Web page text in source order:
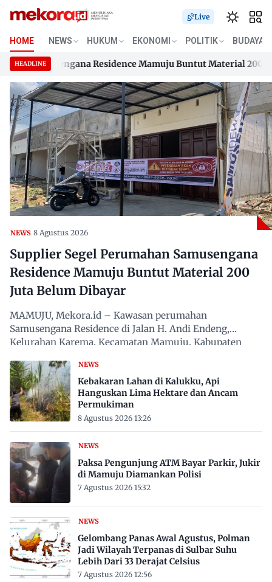
Skip
content
Live
HOME NEWS HUKUM EKONOMI POLITIK BUDAYA
HEADLINE
Samusengana Residence Mamuju Buntut Material 200 Juta
Samusengana Residence Mamuju Buntut Material 200 Juta
NEWS 8 Agustus 2026
Supplier Segel Perumahan Samusengana
Residence Mamuju Buntut Material 200
Juta Belum Dibayar
MAMUJU, Mekora.id – Kawasan perumahan
Samusengana Residence di Jalan H. Andi Endeng,
Kelurahan Karema, Kecamatan Mamuju, Kabupaten
NEWS
Kebakaran Lahan di Kalukku, Api
Hanguskan Lima Hektare dan Ancam
Permukiman
8 Agustus 2026 13:26
NEWS
Paksa Pengunjung ATM Bayar Parkir, Jukir
di Mamuju Diamankan Polisi
7 Agustus 2026 15:32
NEWS
Gelombang Panas Awal Agustus, Polman
Jadi Wilayah Terpanas di Sulbar Suhu
Lebih Dari 33 Derajat Celsius
7 Agustus 2026 12:56